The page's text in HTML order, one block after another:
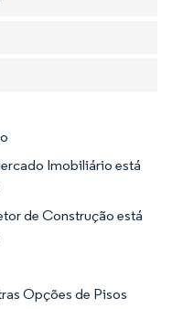
Imobiliário está
de Construção está
Opções de Pisos